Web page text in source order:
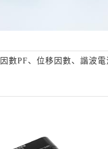
數PF、位移因數、諧波